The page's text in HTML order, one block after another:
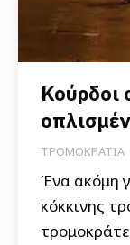
ΤΡΟΜΟΚΡΑΤΙΑ
Ένα ακόμη
κόκκινης